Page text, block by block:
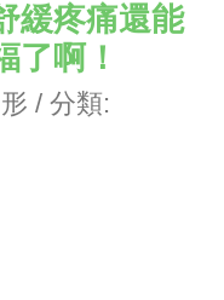
緩疼痛還能
了啊！
/ 分類: